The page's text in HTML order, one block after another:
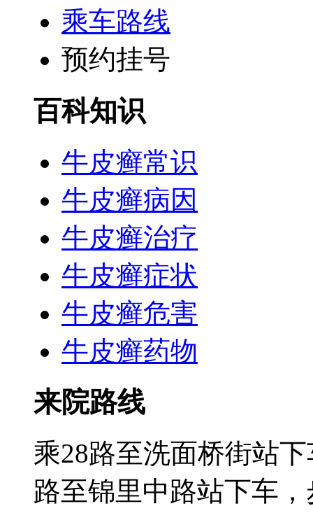
乘车路线
预约挂号
百科知识
牛皮癣常识
牛皮癣病因
牛皮癣治疗
牛皮癣症状
牛皮癣危害
牛皮癣药物
来院路线
乘28路至洗面桥街站
路至锦里中路站下车